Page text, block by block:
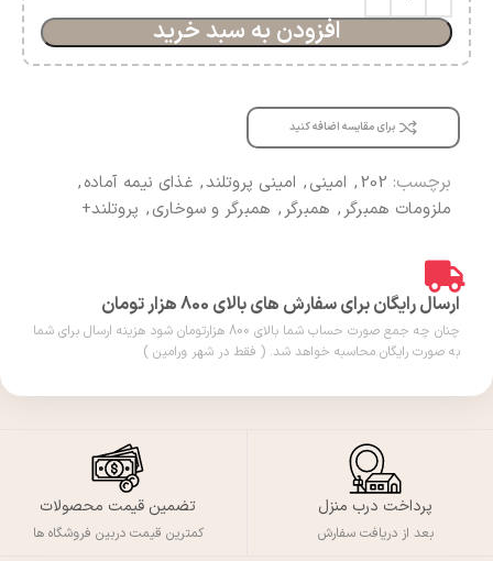
افزودن به سبد خرید
برای مقایسه اضافه کنید
برچسب: 202
, امینی, امینی پروتلند, غذای نیمه آماده,
ملزومات همبرگر, همبرگر, همبرگر و سوخاری, پروتلند+
ارسال رایگان برای سفارش های بالای 800 هزار تومان
چنان چه جمع صورت حساب شما بالای 800 هزارتومان شود هزینه ارسال برای شما
به صورت رایگان محاسبه خواهد شد. ( فقط در شهر ورامین )
پرداخت درب منزل
بعد از دریافت سفارش
تضمین قیمت محصولات
کمترین قیمت دربین فروشگاه ها